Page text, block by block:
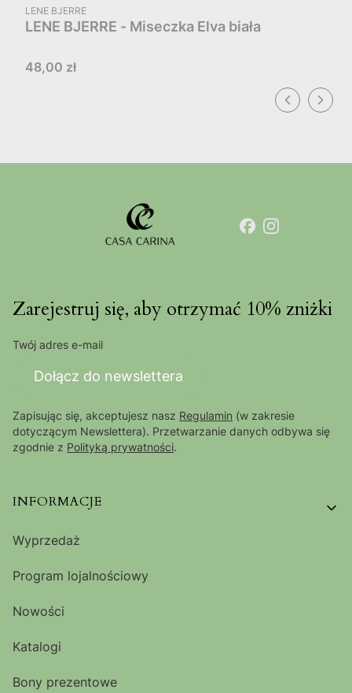
PRODUCENT
LENE BJERRE
LENE BJERRE - Miseczka Elva biała
Cena
48,00 zł
Zarejestruj się, aby otrzymać 10% zniżki
Twój adres e-mail
Dołącz do newslettera
Zapisując się, akceptujesz nasz Regulamin (w zakresie
dotyczącym Newslettera). Przetwarzanie danych odbywa się
zgodnie z Polityką prywatności.
Linki w stopce
INFORMACJE
Wyprzedaż
Program lojalnościowy
Nowości
Katalogi
Bony prezentowe